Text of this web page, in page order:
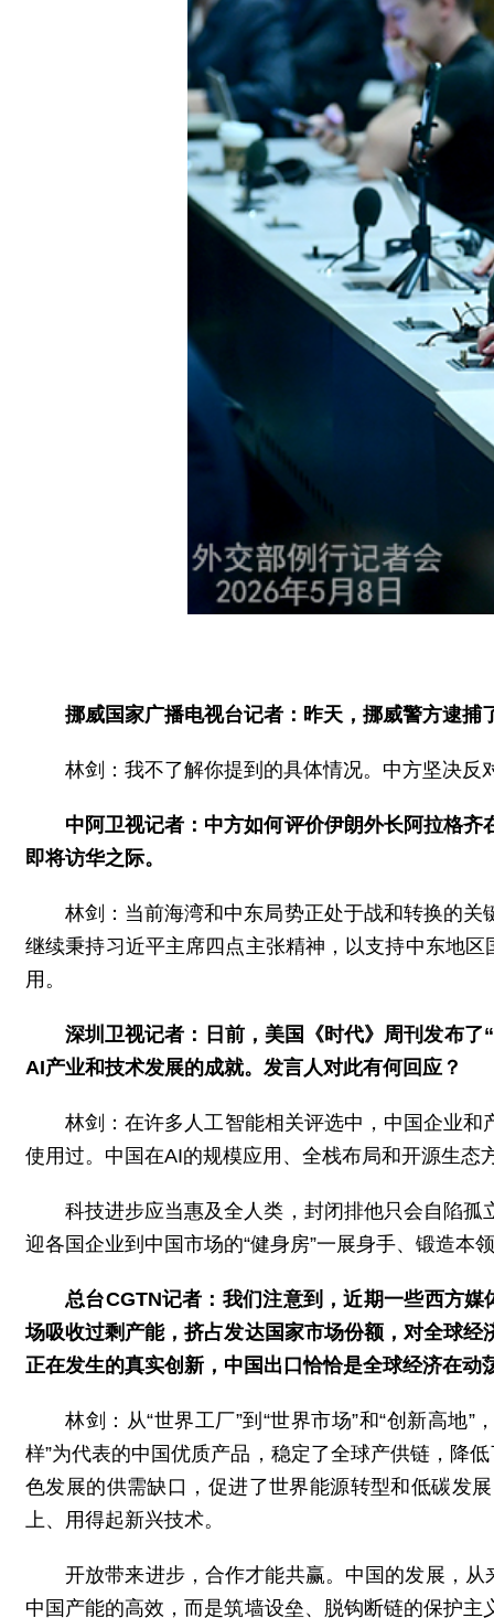
挪威国家广播电视台记者：昨天，挪威警方逮
林剑：我不了解你提到的具体情况。中方坚决
中阿卫视记者：中方如何评价伊朗外长阿拉格
即将访华之际。
林剑：当前海湾和中东局势正处于战和转换的
继续秉持习近平主席四点主张精神，以支持中东地
用。
深圳卫视记者：日前，美国《时代》周刊发布
AI产业和技术发展的成就。发言人对此有何回应？
林剑：在许多人工智能相关评选中，中国企业
使用过。中国在AI的规模应用、全栈布局和开源生
科技进步应当惠及全人类，封闭排他只会自陷
迎各国企业到中国市场的“健身房”一展身手、锻造本
总台CGTN记者：我们注意到，近期一些西方
场吸收过剩产能，挤占发达国家市场份额，对全球
正在发生的真实创新，中国出口恰恰是全球经济在
林剑：从“世界工厂”到“世界市场”和“创新高地
样”为代表的中国优质产品，稳定了全球产供链，降
色发展的供需缺口，促进了世界能源转型和低碳发
上、用得起新兴技术。
开放带来进步，合作才能共赢。中国的发展，
中国产能的高效，而是筑墙设垒、脱钩断链的保护